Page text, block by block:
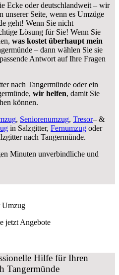
Ecke oder deutschlandweit – wir
unserer Seite, wenn es Umzüge
geht! Wenn Sie nicht
Lösung für Sie! Wenn Sie
was kostet überhaupt mein
– dann wählen Sie sie
Antwort auf Ihre Fragen
nach Tangermünde oder ein
wir helfen, damit Sie
können.
, Seniorenumzug, Tresor– &
in Salzgitter, Fernumzug oder
nach Tangermünde.
Minuten unverbindliche und
Umzug
jetzt Angebote
Hilfe für Ihren
Tangermünde